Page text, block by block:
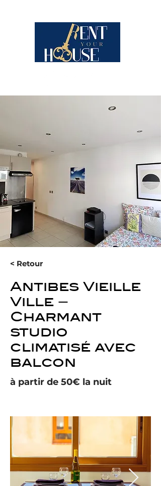
< Retour
Antibes Vieille
Ville –
Charmant
studio
climatisé avec
balcon
à partir de 50€ la nuit